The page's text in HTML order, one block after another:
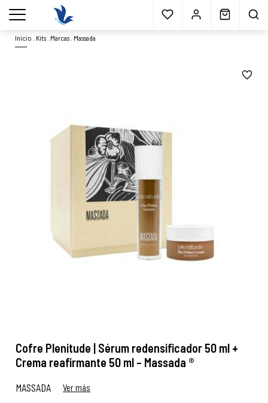
Envío gratisa partir 40€* Muestras gratis Blog
menu
Inicio Kits Marcas Massada
Cofre Plenitude | Sérum redensificador 50 ml +
Crema reafirmante 50 ml – Massada ®
MASSADA Ver más